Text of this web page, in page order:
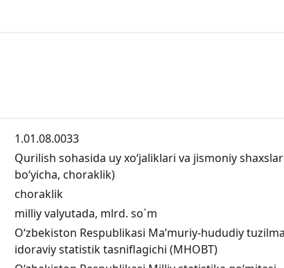
1.01.08.0033
Qurilish sohasida uy xo‘jaliklari va jismoniy
boʻyicha, choraklik)
choraklik
milliy valyutada, mlrd. so`m
Oʻzbekiston Respublikasi Maʼmuriy-hududiy
idoraviy statistik tasniflagichi (MHOBT)